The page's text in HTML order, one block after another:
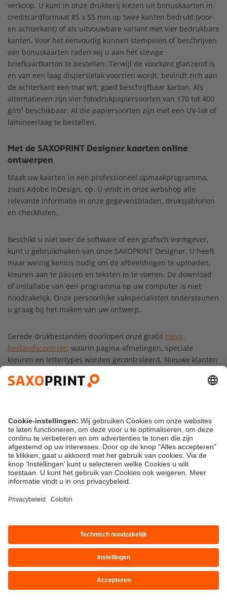
verkoop. U kunt in onze drukkerij kiezen uit bonuskaarten in
creditcardformaat 85 x 55 mm op twee kanten bedrukt (voor-
en achterkant) of als uitvouwbare variant met vier bedrukbare
kanten. Voor het eenvoudig kunnen stempelen of beschrijven
van bonuskaarten raden wij u aan het stevige
briefkaartkarton te bestellen. Terwijl de voorkant glanzend is
en van een laag dispersielak voorzien wordt, bevindt zich aan
de achterkant een mat wit, goed beschrijfbaar karton. Als
alternatieven zijn vier fotodrukpapiersoorten van 170 tot 400
g/m² beschikbaar. Al die papiersoorten zijn met een UV-lak of
lamineerlaag te bestellen.
Met de SAXOPRINT Designer kaarten online
ontwerpen
Maak uw kaarten in een professioneel opmaakprogramma,
zoals Adobe InDesign, op. U vindt in onze webshop alle
relevante informatie in onze gegevensbladen, druksjablonen
en checklisten.
Beschikt u niet over de software of een grafisch vormgever,
kunt u gebruikmaken van onze SAXOPRINT Designer. U heeft
maar weinig kennis nodig om de afbeeldingen te uploaden,
kleuren aan te passen en teksten in te voeren. De download
of installatie van een programma op uw computer is niet
noodzakelijk. Onze persoonlijke vakspecialisten ondersteunen
u graag bij het maken van uw ontwerp.
Gerede drukbestanden doorlopen onze gratis basis-
bestandscontrole, waarin pagina-afmetingen, speciale
kleuren en lettertypes worden gecontroleerd. Nieuwe klanten
bestandscontrole of een drukproef. Beeldresolutie,
Producten
Informatie
Nieuwsbrief